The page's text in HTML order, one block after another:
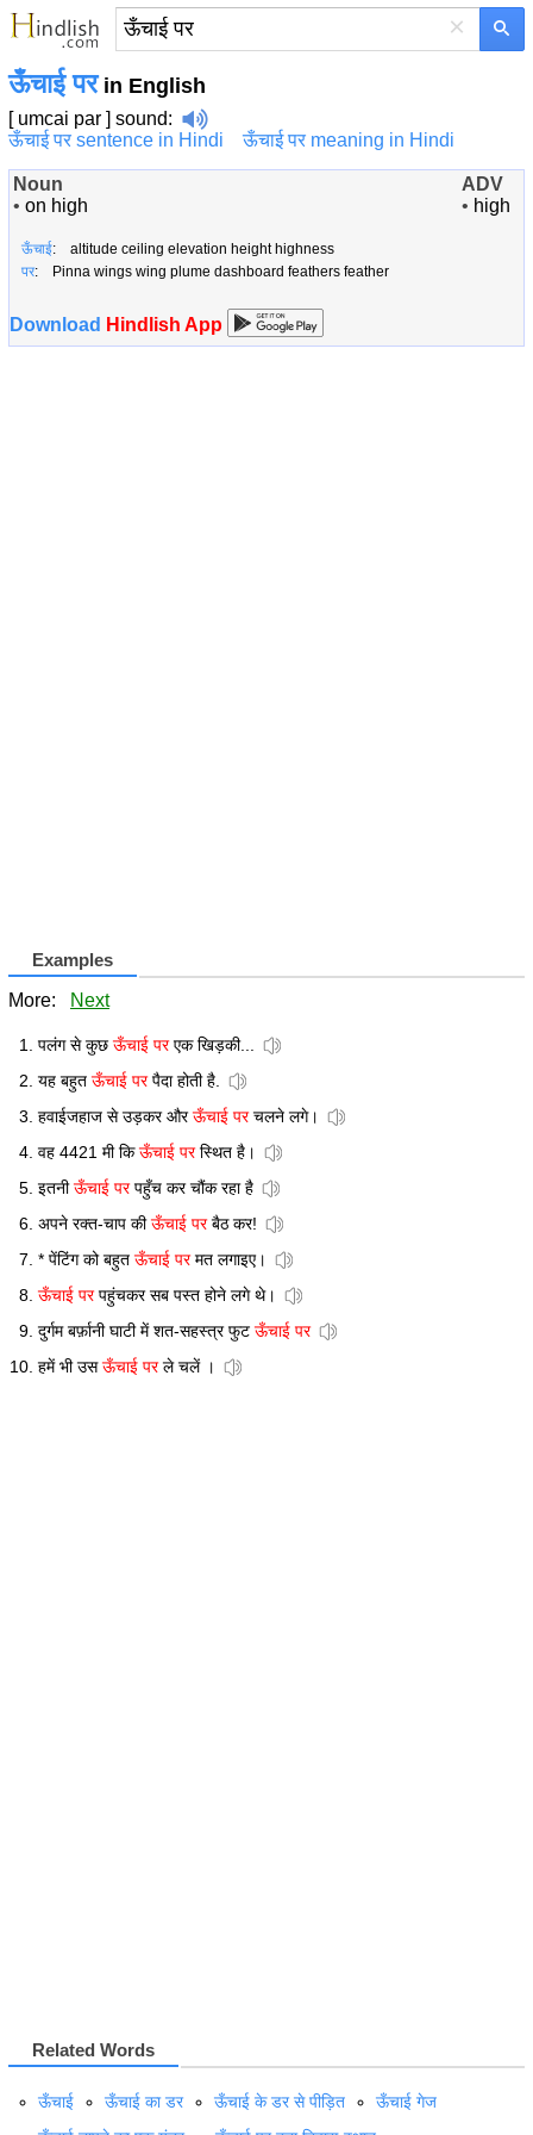
×
ऊँचाई परin English
[ umcai par ] sound:
ऊँचाई पर sentence in Hindi
ऊँचाई पर meaning in Hindi
Noun
• on high
ADV
• high
ऊँचाई: altitude ceiling elevation height highness
पर: Pinna wings wing plume dashboard feathers feather
Download Hindlish App
Examples
More: Next
पलंग से कुछ ऊँचाई परएक खिड़की...
यह बहुत ऊँचाई परपैदा होती है.
हवाईजहाज से उड़कर औरऊँचाई परचलने लगे।
वह 4421 मी किऊँचाई परस्थित है।
इतनीऊँचाई परपहुँच कर चौंक रहा है
अपने रक्त-चाप कीऊँचाई परबैठ कर!
* पेंटिंग को बहुत ऊँचाई परमत लगाइए।
ऊँचाई परपहुंचकर सब पस्त होने लगे थे।
दुर्गम बर्फ़ानी घाटी में शत-सहस्त्र फुट ऊँचाई पर
हमें भी उसऊँचाई परले चलें ।
Related Words
ऊँचाई ऊँचाई का डर ऊँचाई के डर से पीड़ित
ऊँचाई गेज